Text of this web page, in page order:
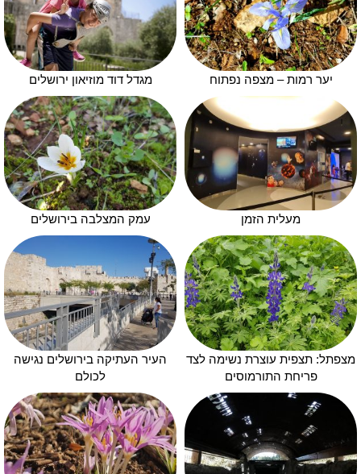
יער רמות – מצפה נפתוח מגדל דוד מוזיאון ירושלים
מעלית הזמן עמק המצלבה בירושלים
מצפתל: תצפית עוצרת נשימה לצד
פריחת התורמוסים
העיר העתיקה בירושלים נגישה
לכולם